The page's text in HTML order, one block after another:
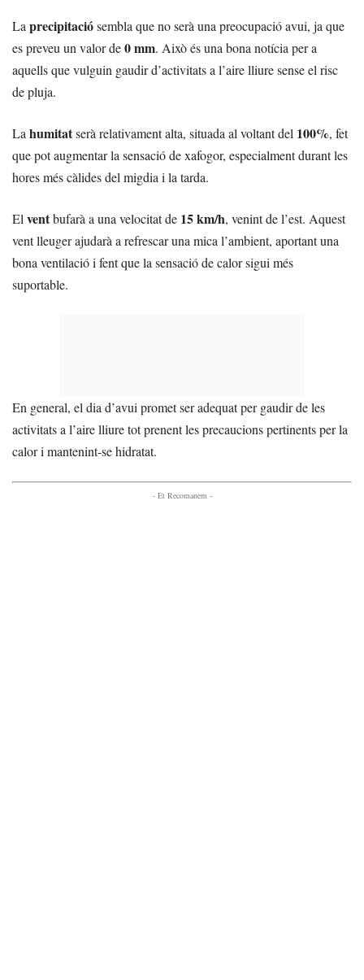
Laprecipitaciósembla que no serà una preocupació avui, ja que
es preveu un valor de0 mm. Això és una bona notícia per a
aquells que vulguin gaudir d’activitats a l’aire lliure sense el risc
de pluja.
Lahumitatserà relativament alta, situada al voltant del 100%, fet
que pot augmentar la sensació de xafogor, especialment durant les
hores més càlides del migdia i la tarda.
Elventbufarà a una velocitat de 15 km/h, venint de l’est. Aquest
vent lleuger ajudarà a refrescar una mica l’ambient, aportant una
bona ventilació i fent que la sensació de calor sigui més
suportable.
En general, el dia d’avui promet ser adequat per gaudir de les
activitats a l’aire lliure tot prenent les precaucions pertinents per la
calor i mantenint-se hidratat.
- Et Recomanem -